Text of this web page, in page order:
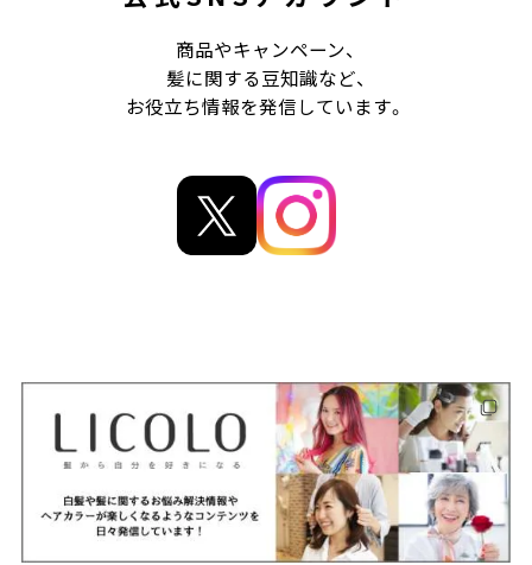
商品やキャンペーン、
髪に関する豆知識など、
お役立ち情報を発信しています。